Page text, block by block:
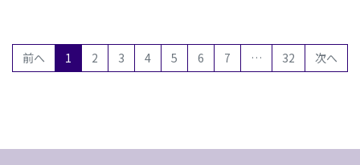
前へ 1 (current)
2 3 4 5 6 7 … 32 次へ